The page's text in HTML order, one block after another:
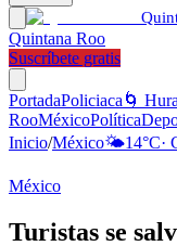
Quintana Roo
Suscríbete gratis
PortadaPoliciaca 🌀
RooMéxicoPolítica
Inicio/México🌤️14°C·
México
Turistas se